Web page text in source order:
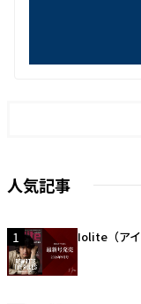
人気記事
1 Iolite（アイ